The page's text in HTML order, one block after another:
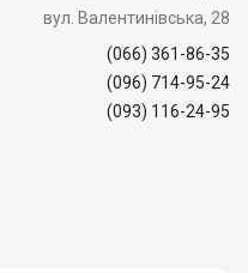
вул. Валентинівська, 28
(066) 361-86-35
(096) 714-95-24
(093) 116-24-95